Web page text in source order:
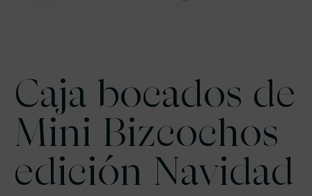
Caja bocados de
Mini Bizcochos
edición Navidad